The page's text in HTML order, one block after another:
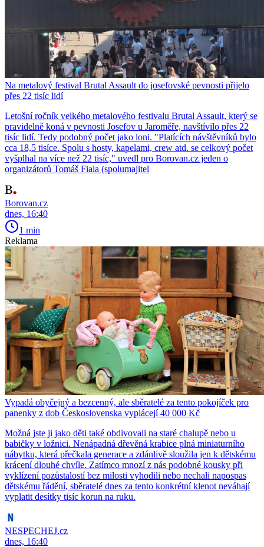
Na metalový festival Brutal Assault do josefovské pevnosti přijelo
přes 22 tisíc lidí
Letošní ročník velkého metalového festivalu Brutal Assault, který se
pravidelně koná v pevnosti Josefov u Jaroměře, navštívilo přes 22
tisíc lidí. Tedy podobný počet jako loni. "Platících návštěvníků bylo
cca 18,5 tisíce. Spolu s hosty, kapelami, crew atd. se celkový počet
vyšplhal na více než 22 tisíc," uvedl pro Borovan.cz jeden o
organizátorů Tomáš Fiala (spolumajitel
Borovan.cz
dnes, 16:40
1 min
Reklama
Vypadá obyčejný a bezcenný, ale sběratelé za tento pokojíček pro
panenky z dob Československa vyplácejí 40 000 Kč
Možná jste ji jako děti také obdivovali na staré chalupě nebo u
babičky v ložnici. Nenápadná dřevěná krabice plná miniaturního
nábytku, která přečkala generace a zdánlivě sloužila jen k dětskému
krácení dlouhé chvíle. Zatímco mnozí z nás podobné kousky při
vyklízení pozůstalostí bez milosti vyhodili nebo nechali napospas
dětskému řádění, sběratelé dnes za tento konkrétní klenot neváhají
vyplatit desítky tisíc korun na ruku.
NESPECHEJ.cz
dnes, 16:40